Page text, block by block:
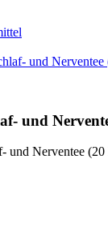
und Nerventee
und